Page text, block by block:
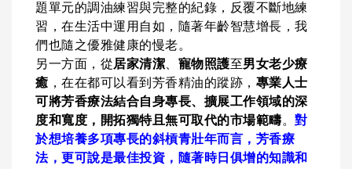
題單元的調油練習與完整的紀錄，反覆不斷地練
習，在生活中運用自如，隨著年齡智慧增長，我
們也隨之優雅健康的慢老。
另一方面，從居家清潔、 寵物照護至男女老少療
癒 ，在在都可以看到芳香精油的蹤跡， 專業人士
可將芳香療法結合自身專長、擴展工作領域的深
度和寬度，開拓獨特且無可取代的市場範疇。 對
於想培養多項專長的斜槓青壯年而言，芳香療
法，更可說是最佳投資，隨著時日俱增的知識和